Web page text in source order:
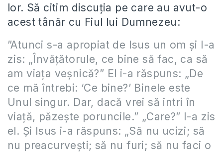
lor. Să citim discuția pe care au avut-o
acest tânăr cu Fiul lui Dumnezeu:
”Atunci s-a apropiat de Isus un om şi I-a
zis: „Învăţătorule, ce bine să fac, ca să
am viaţa veşnică?” El i-a răspuns: „De
ce mă întrebi: ‘Ce bine?’ Binele este
Unul singur. Dar, dacă vrei să intri în
viaţă, păzeşte poruncile.” „Care?” I-a zis
el. Şi Isus i-a răspuns: „Să nu ucizi; să
nu preacurveşti; să nu furi; să nu faci o